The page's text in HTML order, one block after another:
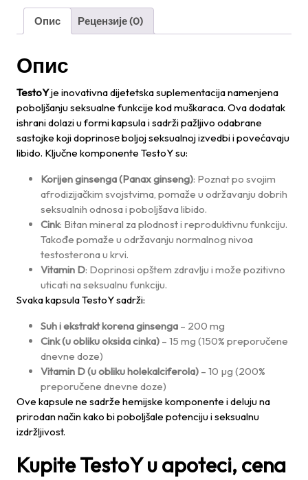
Опис Рецензије (0)
Опис
TestoYje inovativna dijetetska suplementacija namenjena
poboljšanju seksualne funkcije kod muškaraca. Ova dodatak
ishrani dolazi u formi kapsula i sadrži pažljivo odabrane
sastojke koji doprinosе boljoj seksualnoj izvedbi i povećavaju
libido. Ključne komponente TestoY su:
Korijen ginsenga (Panax ginseng): Poznat po svojim
afrodizijačkim svojstvima, pomaže u održavanju dobrih
seksualnih odnosa i poboljšava libido.
Cink: Bitan mineral za plodnost i reproduktivnu funkciju.
Takođe pomaže u održavanju normalnog nivoa
testosterona u krvi.
Vitamin D: Doprinosi opštem zdravlju i može pozitivno
uticati na seksualnu funkciju.
Svaka kapsula TestoY sadrži:
Suh i ekstrakt korena ginsenga – 200 mg
Cink (u obliku oksida cinka) – 15 mg (150% preporučene
dnevne doze)
Vitamin D (u obliku holekalciferola) – 10 µg (200%
preporučene dnevne doze)
Ove kapsule ne sadrže hemijske komponente i deluju na
prirodan način kako bi poboljšale potenciju i seksualnu
izdržljivost.
Kupite TestoY u apoteci, cena